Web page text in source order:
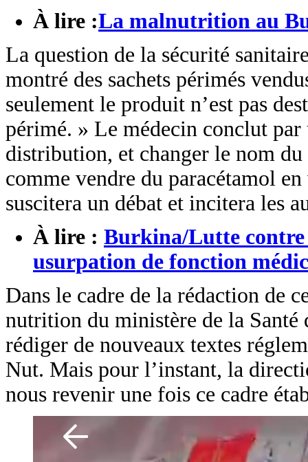
À lire :La malnutrition au
La question de la sécurité
montré des sachets périmés
seulement le produit n’est pas
périmé. » Le médecin conclut
distribution, et changer le nom
comme vendre du paracétamol
suscitera un débat et incitera les
À lire : Burkina/Lutte contre
usurpation de fonction
Dans le cadre de la rédaction de
nutrition du ministère de la
rédiger de nouveaux textes
Nut. Mais pour l’instant, la
nous revenir une fois ce cadre